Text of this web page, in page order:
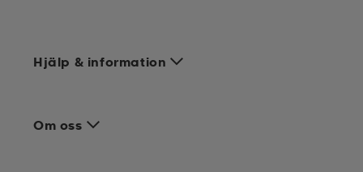
Hjälp & information
Om oss